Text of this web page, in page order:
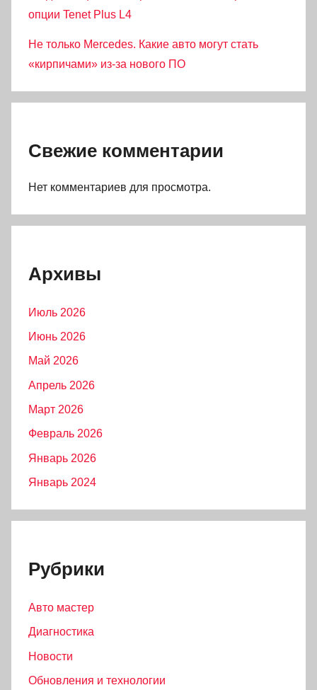
опции Tenet Plus L4
Не только Mercedes. Какие авто могут стать
«кирпичами» из-за нового ПО
Свежие комментарии
Нет комментариев для просмотра.
Архивы
Июль 2026
Июнь 2026
Май 2026
Апрель 2026
Март 2026
Февраль 2026
Январь 2026
Январь 2024
Рубрики
Авто мастер
Диагностика
Новости
Обновления и технологии